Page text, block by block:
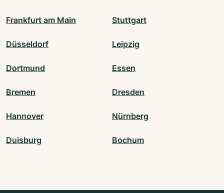
Frankfurt am Main Stuttgart
Düsseldorf Leipzig
Dortmund Essen
Bremen Dresden
Hannover Nürnberg
Duisburg Bochum